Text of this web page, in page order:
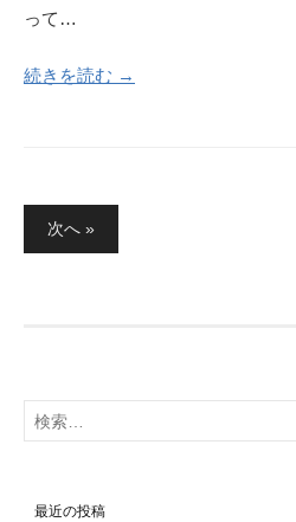
って…
続きを読む →
稿
送
次へ »
検
索:
最近の投稿